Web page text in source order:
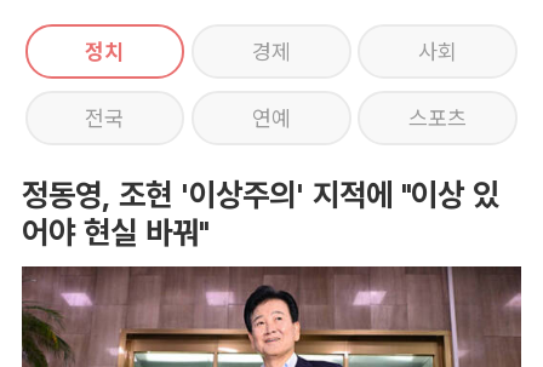
정치 경제 사회
전국 연예 스포츠
정동영, 조현 '이상주의' 지적에 "이상 있
어야 현실 바꿔"